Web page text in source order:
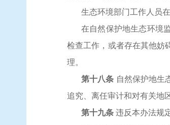
生态环境部门工作人员
在自然保护地生态环境
检查工作，或者存在其他妨
理。
第十八条 自然保护地生
追究、离任审计和对有关地
第十九条 违反本办法规